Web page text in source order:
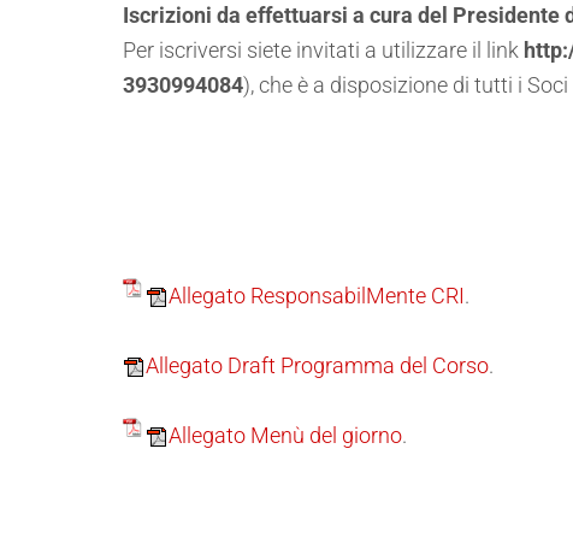
Iscrizioni da effettuarsi a cura del Presidente
Per iscriversi siete invitati a utilizzare il link
3930994084), che è a disposizione di tutti i
Allegato ResponsabilMente CRI.
Allegato Draft Programma del Corso.
Allegato Menù del giorno.